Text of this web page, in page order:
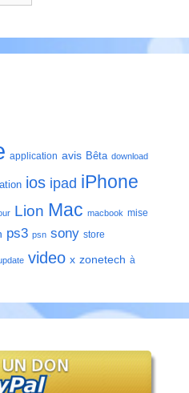
application avis Bêta download
ios ipad iPhone
Lion Mac macbook mise
ps3 psn sony store
video x zonetech à